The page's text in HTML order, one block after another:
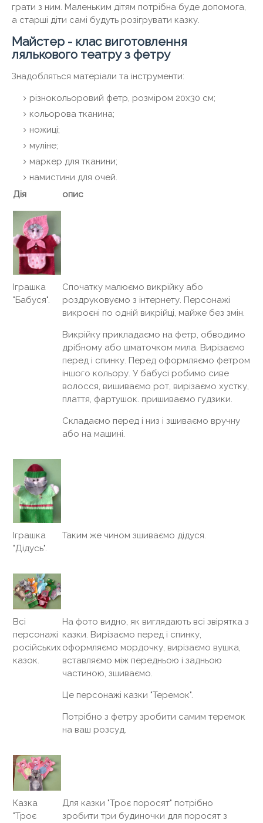
грати з ним. Маленьким дітям потрібна буде допомога,
а старші діти самі будуть розігрувати казку.
Майстер - клас виготовлення
лялькового театру з фетру
Знадобляться матеріали та інструменти:
різнокольоровий фетр, розміром 20х30 см;
кольорова тканина;
ножиці;
муліне;
маркер для тканини;
намистини для очей.
Дія
опис
Іграшка
"Бабуся".
Спочатку малюємо викрійку або
роздруковуємо з інтернету. Персонажі
викроєні по одній викрійці, майже без змін.
Викрійку прикладаємо на фетр, обводимо
дрібному або шматочком мила. Вирізаємо
перед і спинку. Перед оформляємо фетром
іншого кольору. У бабусі робимо сиве
волосся, вишиваємо рот, вирізаємо хустку,
плаття, фартушок. пришиваємо гудзики.
Складаємо перед і низ і зшиваємо вручну
або на машині.
Іграшка
"Дідусь".
Таким же чином зшиваємо дідуся.
Всі
персонажі
російських
казок.
На фото видно, як виглядають всі звірятка з
казки. Вирізаємо перед і спинку,
оформляємо мордочку, вирізаємо вушка,
вставляємо між передньою і задньою
частиною, зшиваємо.
Це персонажі казки "Теремок".
Потрібно з фетру зробити самим теремок
на ваш розсуд.
Казка
"Троє
Для казки "Троє поросят" потрібно
зробити три будиночки для поросят з